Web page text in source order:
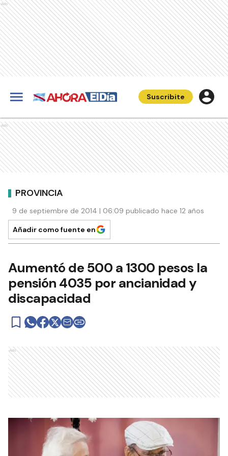
Ads
Suscribite
Ads
PROVINCIA
9 de septiembre de 2014 | 06:09 publicado hace 12 años
Añadir como fuente en
Aumentó de 500 a 1300 pesos la
pensión 4035 por ancianidad y
discapacidad
Ads